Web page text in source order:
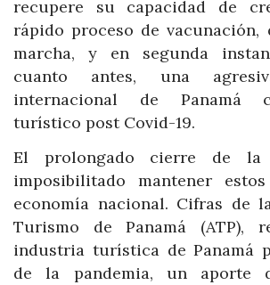
recupere su capacidad de
rápido proceso de vacunación,
marcha, y en segunda
cuanto antes, una
internacional de Panamá
turístico post Covid-19.
El prolongado cierre de la
imposibilitado mantener
economía nacional. Cifras de
Turismo de Panamá (ATP),
industria turística de Panamá
de la pandemia, un aporte